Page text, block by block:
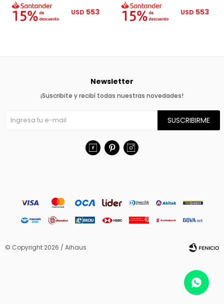
USD 553 USD 553
Newsletter
¡Suscribite y recibí todas nuestras novedades!
SUSCRIBIRME
  
© Copyright 2026 / Aihaus